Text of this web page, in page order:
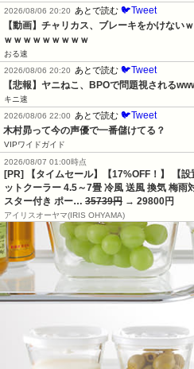
2026/08/06 20:20
あとで読む 🐦Tweet
【動画】チャリカス、ブレーキをかけない
ｗｗｗｗｗｗｗｗｗ
おる速
2026/08/06 20:20
あとで読む 🐦Tweet
【悲報】ヤニねこ、BPOで問題視される
キニ速
2026/08/06 22:00
あとで読む 🐦Tweet
木村昴って今の声優で一番儲けてる？
VIPワイドガイド
2026/08/07 01:00時点
[PR] 【タイムセール】【17%OFF！】 【
ットクーラー 4.5～7畳 冷風 送風 換気 梅雨
スター付き ポー… 35739円 → 29800円
アイリスオーヤマ(IRIS OHYAMA)